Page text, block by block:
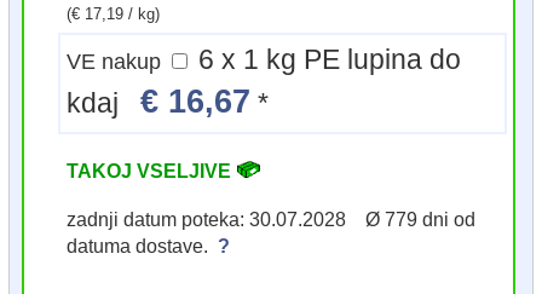
(€ 17,19 / kg)
VE nakup
6 x 1 kg PE lupina do
kdaj€ 16,67 *
TAKOJ VSELJIVE
zadnji datum poteka: 30.07.2028 Ø 779 dni od
datuma dostave. ?